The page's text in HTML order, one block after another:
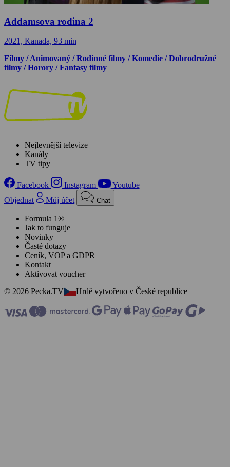
Addamsova rodina 2
2021, Kanada, 93 min
Filmy / Animovaný / Rodinné filmy / Komedie / Dobrodružné
filmy / Horory / Fantasy filmy
Nejlevnější televize
Kanály
TV tipy
Facebook Instagram
Youtube
Objednat
Můj účet Chat
Formula 1®
Jak to funguje
Novinky
Časté dotazy
Ceník, VOP a GDPR
Kontakt
Aktivovat voucher
© 2026 Pecka.TV
Hrdě vytvořeno v České republice